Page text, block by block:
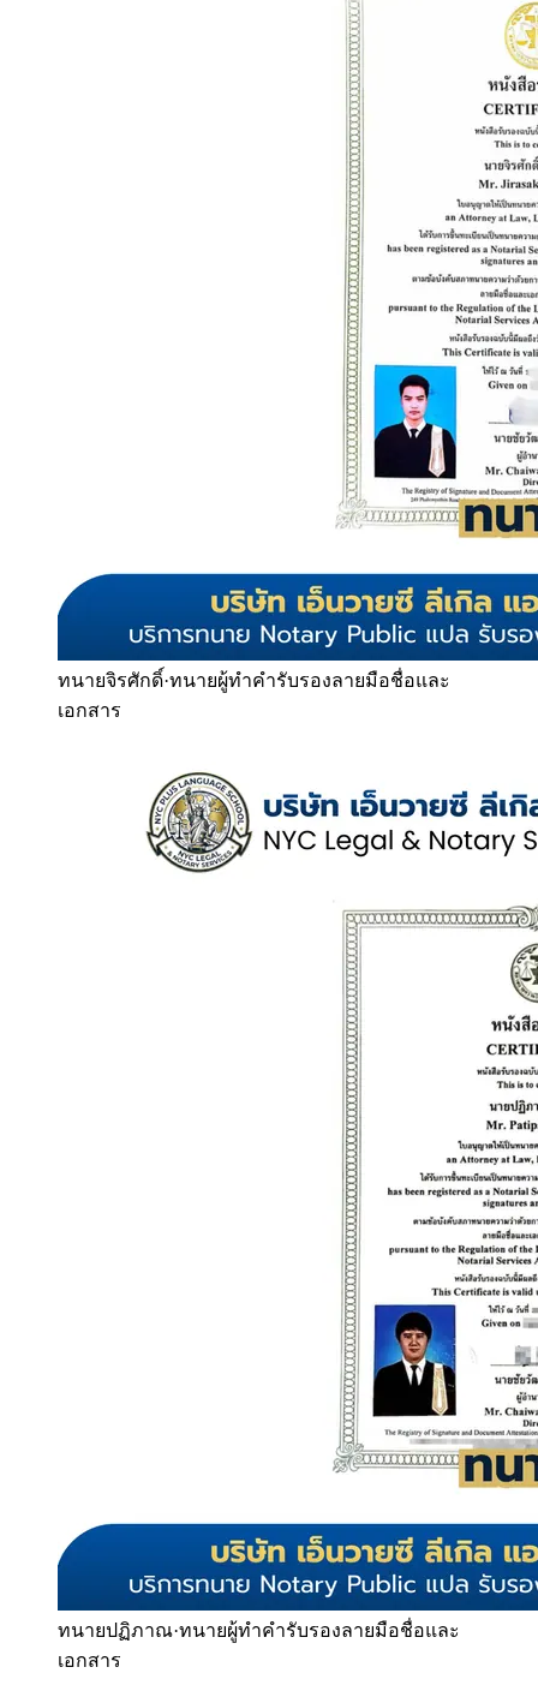
ทนายจิรศักดิ์·ทนายผู้ทำคำรับรองลายมือชื่อและ
เอกสาร
ทนายปฏิภาณ·ทนายผู้ทำคำรับรองลายมือชื่อและ
เอกสาร